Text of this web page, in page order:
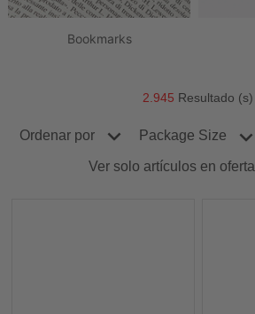
Bookmarks
2.945 Resultado (s)
Ordenar por Package Size
Ver solo artículos en oferta